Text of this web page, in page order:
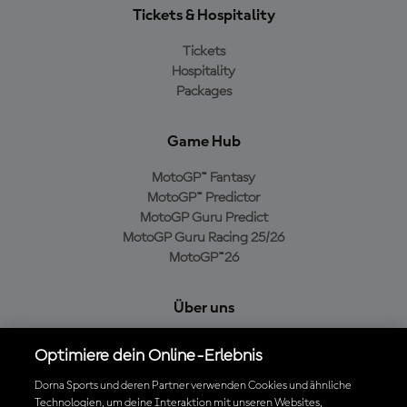
Tickets & Hospitality
Tickets
Hospitality
Packages
Game Hub
MotoGP™ Fantasy
MotoGP™ Predictor
MotoGP Guru Predict
MotoGP Guru Racing 25/26
MotoGP™26
Über uns
Cookie-Richtlinien
Geschäftsbedingungen
Optimiere dein Online-Erlebnis
Dorna Sports und deren Partner verwenden Cookies und ähnliche
Technologien, um deine Interaktion mit unseren Websites,